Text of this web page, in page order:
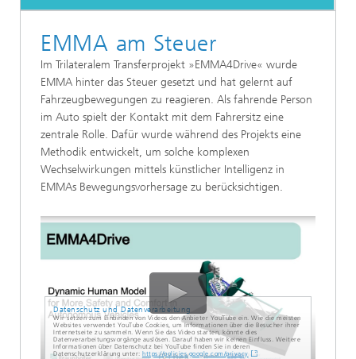
EMMA am Steuer
Im Trilateralem Transferprojekt »EMMA4Drive« wurde
EMMA hinter das Steuer gesetzt und hat gelernt auf
Fahrzeugbewegungen zu reagieren. Als fahrende Person
im Auto spielt der Kontakt mit dem Fahrersitz eine
zentrale Rolle. Dafür wurde während des Projekts eine
Methodik entwickelt, um solche komplexen
Wechselwirkungen mittels künstlicher Intelligenz in
EMMAs Bewegungsvorhersage zu berücksichtigen.
Datenschutz und Datenverarbeitung
Wir setzen zum Einbinden von Videos den Anbieter YouTube ein. Wie die meisten
Websites verwendet YouTube Cookies, um Informationen über die Besucher ihrer
Internetseite zu sammeln. Wenn Sie das Video starten, könnte dies
Datenverarbeitungsvorgänge auslösen. Darauf haben wir keinen Einfluss. Weitere
Informationen über Datenschutz bei YouTube finden Sie in deren
Datenschutzerklärung unter: https://policies.google.com/privacy